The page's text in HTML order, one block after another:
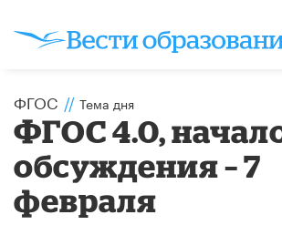
ФГОС // Тема дня
ФГОС 4.0,
обсуждения – 7
февраля